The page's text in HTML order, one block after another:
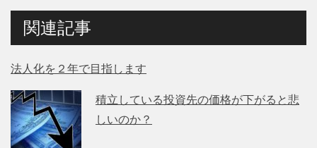
関連記事
法人化を２年で目指します
積立している投資先の価格が下がると悲
しいのか？